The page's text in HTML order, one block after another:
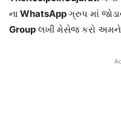
ના WhatsAppગ્રુપ માં
Group લખી મેસેજ કરો અમને